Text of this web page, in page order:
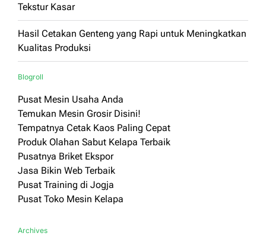
Tekstur Kasar
Hasil Cetakan Genteng yang Rapi untuk Meningkatkan
Kualitas Produksi
Blogroll
Pusat Mesin Usaha Anda
Temukan Mesin Grosir Disini!
Tempatnya Cetak Kaos Paling Cepat
Produk Olahan Sabut Kelapa Terbaik
Pusatnya Briket Ekspor
Jasa Bikin Web Terbaik
Pusat Training di Jogja
Pusat Toko Mesin Kelapa
Archives